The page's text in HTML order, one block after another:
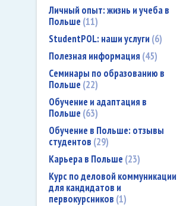
Личный опыт: жизнь и учеба в
Польше 11
StudentPOL: наши услуги 6
Полезная информация 45
Семинары по образованию в
Польше 22
Обучение и адаптация в
Польше 63
Обучение в Польше: отзывы
студентов 29
Карьера в Польше 23
Курс по деловой коммуникации
для кандидатов и
первокурсников 1